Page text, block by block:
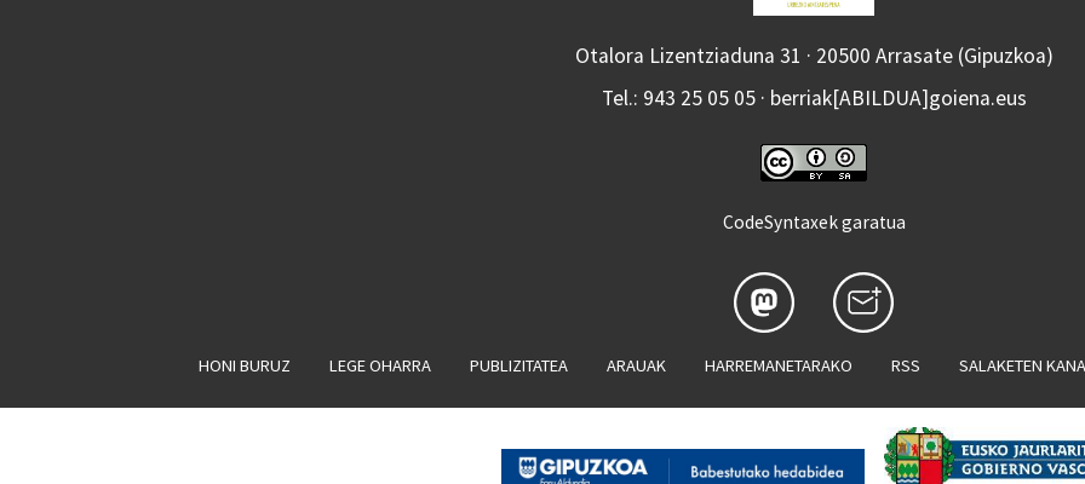
Otalora Lizentziaduna 31 · 20500 Arrasate (Gipuzkoa)
Tel.: 943 25 05 05 · berriak[ABILDUA]goiena.eus
CodeSyntaxek garatua
HONI BURUZ LEGE OHARRA PUBLIZITATEA ARAUAK HARREMANETARAKO RSS SALAKETEN